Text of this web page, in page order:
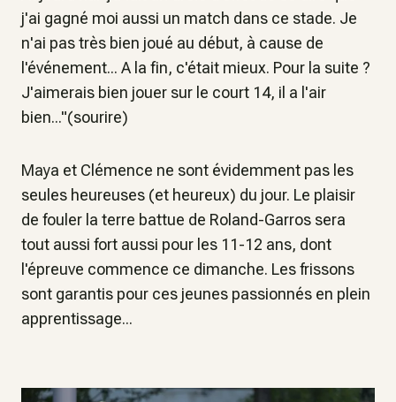
j'ai gagné moi aussi un match dans ce stade. Je
n'ai pas très bien joué au début, à cause de
l'événement... A la fin, c'était mieux. Pour la suite ?
J'aimerais bien jouer sur le court 14, il a l'air
bien..."(sourire)
Maya et Clémence ne sont évidemment pas les
seules heureuses (et heureux) du jour. Le plaisir
de fouler la terre battue de Roland-Garros sera
tout aussi fort aussi pour les 11-12 ans, dont
l'épreuve commence ce dimanche. Les frissons
sont garantis pour ces jeunes passionnés en plein
apprentissage...